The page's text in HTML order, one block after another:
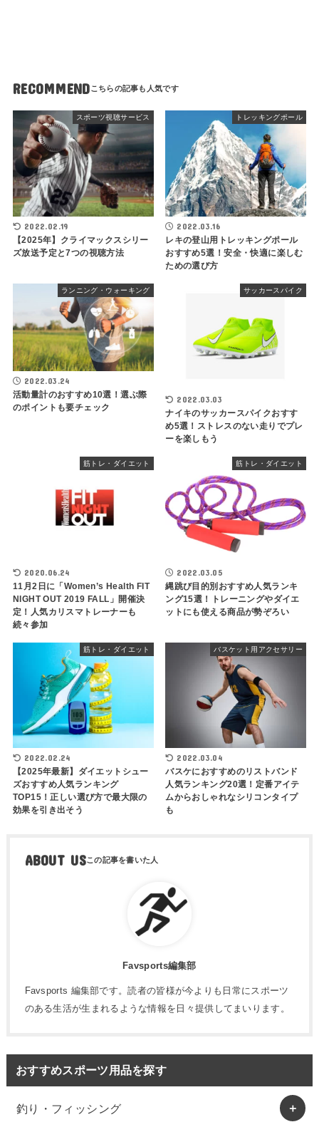
RECOMMEND
スポーツ視聴サービス
2022.02.19
【2025年】クライマックスシリー
ズ放送予定と7つの視聴方法
トレッキングポール
2022.03.16
レキの登山用トレッキングポール
おすすめ5選！安全・快適に楽しむ
ための選び方
ランニング・ウォーキング
2022.03.24
活動量計のおすすめ10選！選ぶ際
のポイントも要チェック
サッカースパイク
2022.03.03
ナイキのサッカースパイクおすす
め5選！ストレスのない走りでプレ
ーを楽しもう
筋トレ・ダイエット
2020.06.24
11月2日に「Women’s Health FIT
NIGHT OUT 2019 FALL」開催決
定！人気カリスマトレーナーも
続々参加
筋トレ・ダイエット
2022.03.05
縄跳び目的別おすすめ人気ランキ
ング15選！トレーニングやダイエ
ットにも使える商品が勢ぞろい
筋トレ・ダイエット
2022.02.24
【2025年最新】ダイエットシュー
ズおすすめ人気ランキング
TOP15！正しい選び方で最大限の
効果を引き出そう
バスケット用アクセサリー
2022.03.04
バスケにおすすめのリストバンド
人気ランキング20選！定番アイテ
ムからおしゃれなシリコンタイプ
も
ABOUT US
Favsports編集部
Favsports 編集部です。読者の皆様が今よりも日常にスポーツ
のある生活が生まれるような情報を日々提供してまいります。
おすすめスポーツ用品を探す
釣り・フィッシング